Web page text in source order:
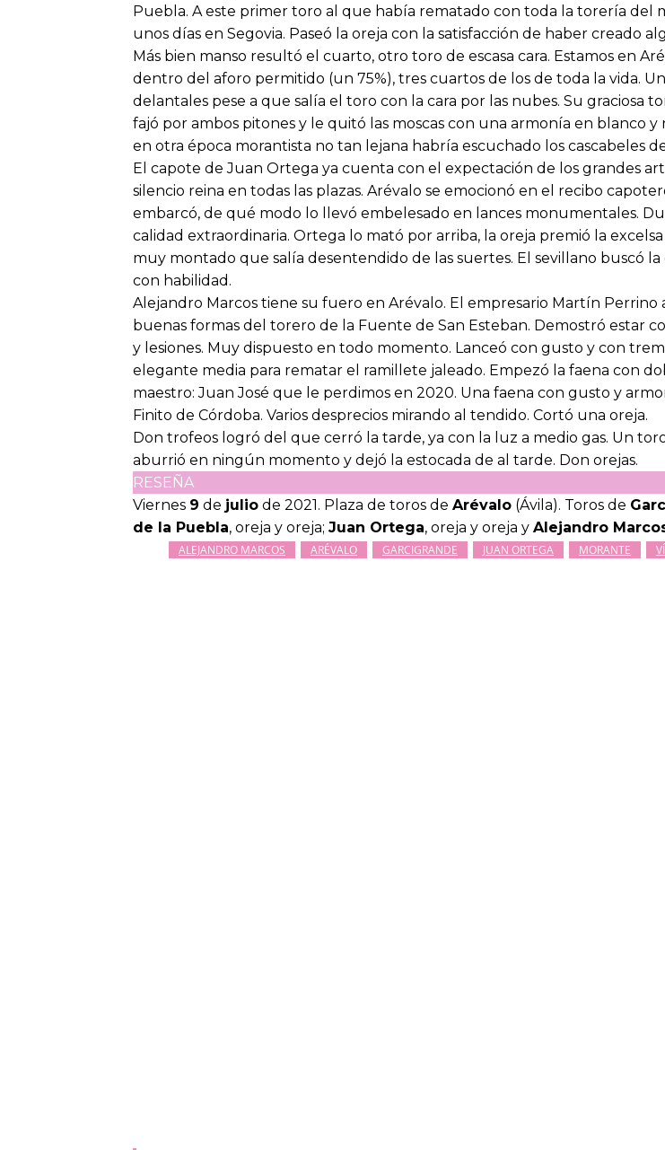
Puebla. A este primer toro al que había rematado con toda la torería
unos días en Segovia. Paseó la oreja con la satisfacción de haber creado
Más bien manso resultó el cuarto, otro toro de escasa cara. Estamos en
dentro del aforo permitido (un 75%), tres cuartos de los de toda la vida.
delantales pese a que salía el toro con la cara por las nubes. Su graciosa
fajó por ambos pitones y le quitó las moscas con una armonía en blanco
en otra época morantista no tan lejana habría escuchado los cascabeles
El capote de Juan Ortega ya cuenta con el expectación de los grandes
silencio reina en todas las plazas. Arévalo se emocionó en el recibo
embarcó, de qué modo lo llevó embelesado en lances monumentales.
calidad extraordinaria. Ortega lo mató por arriba, la oreja premió la
muy montado que salía desentendido de las suertes. El sevillano buscó
con habilidad.
Alejandro Marcos tiene su fuero en Arévalo. El empresario Martín
buenas formas del torero de la Fuente de San Esteban. Demostró estar
y lesiones. Muy dispuesto en todo momento. Lanceó con gusto y con
elegante media para rematar el ramillete jaleado. Empezó la faena con
maestro: Juan José que le perdimos en 2020. Una faena con gusto y
Finito de Córdoba. Varios desprecios mirando al tendido. Cortó una oreja.
Don trofeos logró del que cerró la tarde, ya con la luz a medio gas. Un
aburrió en ningún momento y dejó la estocada de al tarde. Don orejas.
RESEÑA
Viernes 9 de julio de 2021. Plaza de toros de Arévalo (Ávila). Toros de
de la Puebla, oreja y oreja; Juan Ortega, oreja y oreja y Alejandro
ALEJANDRO MARCOS ARÉVALO GARCIGRANDE JUAN ORTEGA MORANTE